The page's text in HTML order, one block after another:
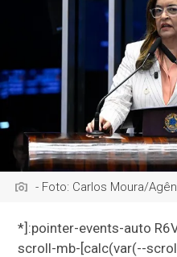
- Foto: Carlos Moura/
*]:pointer-events-auto
scroll-mb-[calc(var(--